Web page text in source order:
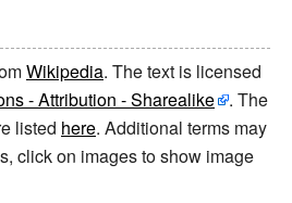
Wikipedia. The text is licensed
- Attribution - Sharealike
. The
listed here. Additional terms may
click on images to show image